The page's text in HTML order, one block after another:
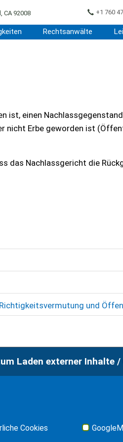
CA 92008 +1 760
Rechtsanwälte
ist, einen
nicht Erbe geworden ist
das Nachlassgericht die
und
Laden externer Inhalte /
Cookies